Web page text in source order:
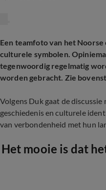
Een teamfoto van het
culturele symbolen.
tegenwoordig regelmatig
worden gebracht. Zie
Volgens Duk gaat de
geschiedenis en culturele
van verbondenheid met hun
Het mooie is dat